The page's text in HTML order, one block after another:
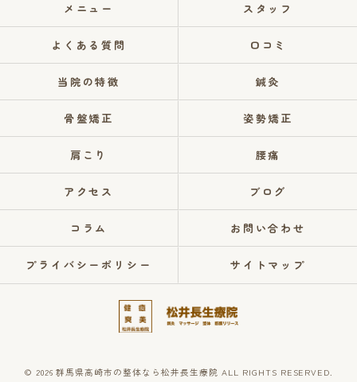
メニュー スタッフ
よくある質問 口コミ
当院の特徴 鍼灸
骨盤矯正 姿勢矯正
肩こり 腰痛
アクセス ブログ
コラム お問い合わせ
プライバシーポリシー サイトマップ
© 2026 群馬県高崎市の整体なら松井長生療院 ALL RIGHTS RESERVED.